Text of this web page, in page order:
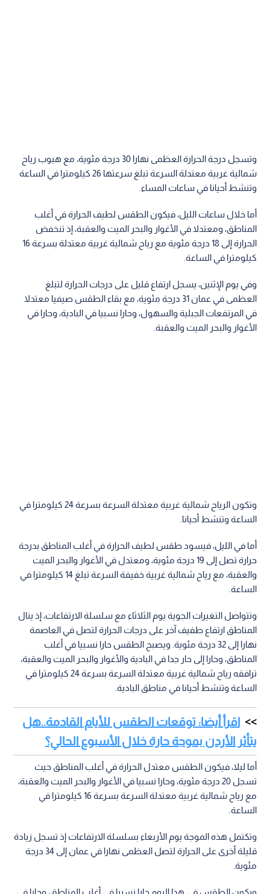
وتسجل درجة الحرارة العظمى نهارا 30 درجة مئوية، مع هبوب رياح
شمالية غربية معتدلة السرعة تبلغ سرعتها 26 كيلومترا في الساعة
وتنشط أحيانا في ساعات المساء.
أما خلال ساعات الليل، فيكون الطقس لطيف الحرارة في أغلب
المناطق، ومعتدلا في الأغوار والبحر الميت والعقبة، إذ تنخفض
الحرارة إلى 18 درجة مئوية مع رياح شمالية غربية معتدلة بسرعة 16
كيلومترا في الساعة.
وفي يوم الإثنين، يسجل ارتفاع قليل على درجات الحرارة لتبلغ
العظمى في عمان 31 درجة مئوية، مع بقاء الطقس صيفيا معتدلا
في المرتفعات الجبلية والسهول، وحارا نسبيا في البادية، وحارا في
الأغوار والبحر الميت والعقبة.
وتكون الرياح شمالية غربية معتدلة السرعة بسرعة 24 كيلومترا في
الساعة وتنشط أحيانا.
أما في الليل، فيسود طقس لطيف الحرارة في أغلب المناطق بدرجة
حرارة تصل إلى 19 درجة مئوية، ومعتدل في الأغوار والبحر الميت
والعقبة، مع رياح شمالية غربية خفيفة السرعة تبلغ 14 كيلومترا في
الساعة.
وتتواصل التغيرات الجوية يوم الثلاثاء مع سلسلة الارتفاعات، إذ ينال
المناطق ارتفاع طفيف آخر على درجات الحرارة لتصل في العاصمة
نهارا إلى 32 درجة مئوية. ويصبح الطقس حارا نسبيا في أغلب
المناطق، وحارا إلى حار جدا في البادية والأغوار والبحر الميت والعقبة،
ترافقه رياح شمالية غربية معتدلة السرعة بسرعة 24 كيلومترا في
الساعة وتنشط أحيانا في مناطق البادية.
اقرأ أيضا: توقعات الطقس للأيام القادمة..هل
يتأثر الأردن بموجة حارة خلال الأسبوع الحالي؟
أما ليلا، فيكون الطقس معتدل الحرارة في أغلب المناطق حيث
تسجل 20 درجة مئوية، وحارا نسبيا في الأغوار والبحر الميت والعقبة،
مع رياح شمالية غربية معتدلة السرعة بسرعة 16 كيلومترا في
الساعة.
وتكتمل هذه الموجة يوم الأربعاء بسلسلة الارتفاعات إذ تسجل زيادة
قليلة أخرى على الحرارة لتصل العظمى نهارا في عمان إلى 34 درجة
مئوية.
ويكون الطقس في هذا اليوم حارا نسبيا في أغلب المناطق، وحارا في